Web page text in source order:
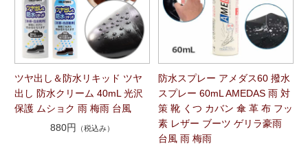
ツヤ出し＆防水リキッド ツヤ
出し 防水クリーム 40mL 光沢
保護 ムショク 雨 梅雨 台風
880円
（税込み）
防水スプレー アメダス60 撥水
スプレー 60mL AMEDAS 雨 対
策 靴 くつ カバン 傘 革 布 フッ
素 レザー ブーツ ゲリラ豪雨
台風 雨 梅雨